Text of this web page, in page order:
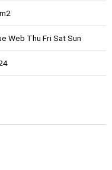
Web Thu Fri Sat Sun